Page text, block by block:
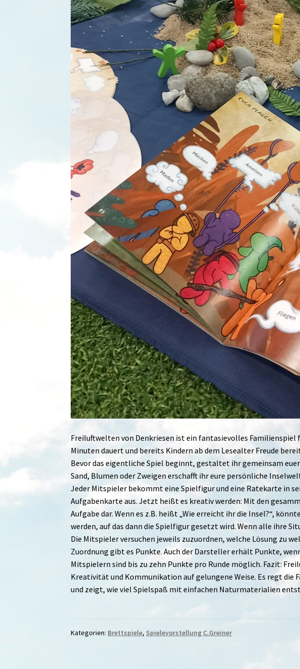
Freiluftwelten von Denkriesen ist ein fantasievolles Familienspiel
Minuten dauert und bereits Kindern ab dem Lesealter Freude
Bevor das eigentliche Spiel beginnt, gestaltet ihr gemeinsam
Sand, Blumen oder Zweigen erschafft ihr eure persönliche
Jeder Mitspieler bekommt eine Spielfigur und eine Ratekarte in
Aufgabenkarte aus. Jetzt heißt es kreativ werden: Mit den
Aufgabe dar. Wenn es z.B. heißt „Wie erreicht ihr die Insel?“,
werden, auf das dann die Spielfigur gesetzt wird. Wenn alle ihre
Die Mitspieler versuchen jeweils zuzuordnen, welche Lösung zu
Zuordnung gibt es Punkte. Auch der Darsteller erhält Punkte,
Mitspielern sind bis zu zehn Punkte pro Runde möglich. Fazit:
Kreativität und Kommunikation auf gelungene Weise. Es regt
und zeigt, wie viel Spielspaß mit einfachen Naturmaterialien
Kategorien: Brettspiele, Spielevorstellung C.Greiner